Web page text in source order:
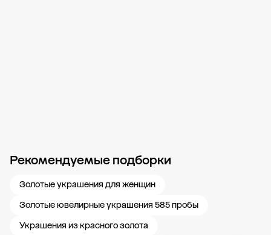
Рекомендуемые подборки
Золотые украшения для женщин
Золотые ювелирные украшения 585 пробы
Украшения из красного золота
Новости компании Журнал ЗОЛОТОЙ Блог